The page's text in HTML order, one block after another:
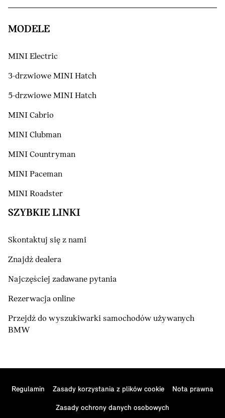
MODELE
MINI Electric
3-drzwiowe MINI Hatch
5-drzwiowe MINI Hatch
MINI Cabrio
MINI Clubman
MINI Countryman
MINI Paceman
MINI Roadster
SZYBKIE LINKI
Skontaktuj się z nami
Znajdź dealera
Najczęściej zadawane pytania
Rezerwacja online
Przejdź do wyszukiwarki samochodów używanych
BMW
Regulamin Zasady korzystania z plików cookie Nota prawna
Zasady ochrony danych osobowych